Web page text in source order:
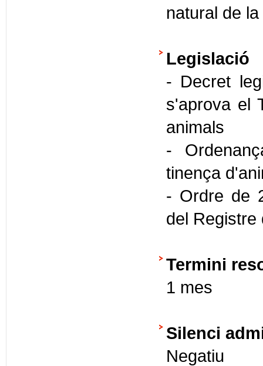
natural de
Legislació
- Decret
s'aprova el
animals
-
tinença
- Ordre de
del Registre
Termini
1 mes
Silenci
Negatiu